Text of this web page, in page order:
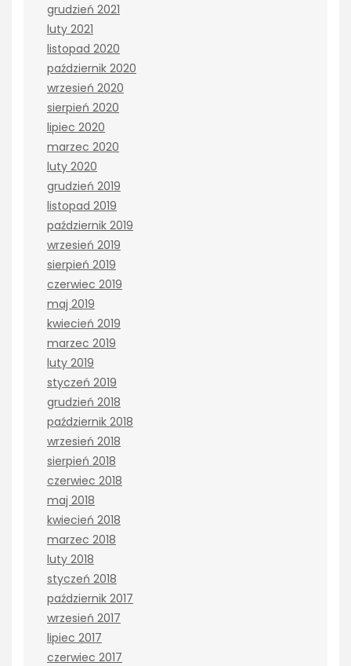
grudzień 2021
luty 2021
listopad 2020
październik 2020
wrzesień 2020
sierpień 2020
lipiec 2020
marzec 2020
luty 2020
grudzień 2019
listopad 2019
październik 2019
wrzesień 2019
sierpień 2019
czerwiec 2019
maj 2019
kwiecień 2019
marzec 2019
luty 2019
styczeń 2019
grudzień 2018
październik 2018
wrzesień 2018
sierpień 2018
czerwiec 2018
maj 2018
kwiecień 2018
marzec 2018
luty 2018
styczeń 2018
październik 2017
wrzesień 2017
lipiec 2017
czerwiec 2017